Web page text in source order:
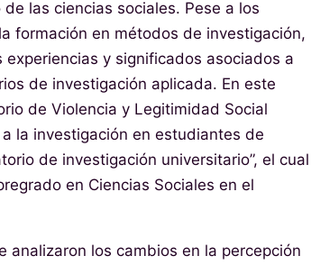
las ciencias sociales. Pese a los
formación en métodos de investigación,
y significados asociados a
de investigación aplicada. En este
de Violencia y Legitimidad Social
la investigación en estudiantes de
de investigación universitario”, el cual
en Ciencias Sociales en el
los cambios en la percepción